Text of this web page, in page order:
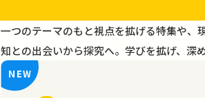
一つのテーマのもと視点を拡げる特集や、
知との出会いから探究へ。学びを拡げ、深